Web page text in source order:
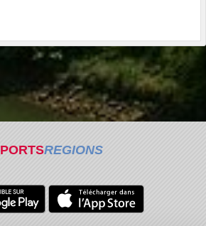
REGIONS